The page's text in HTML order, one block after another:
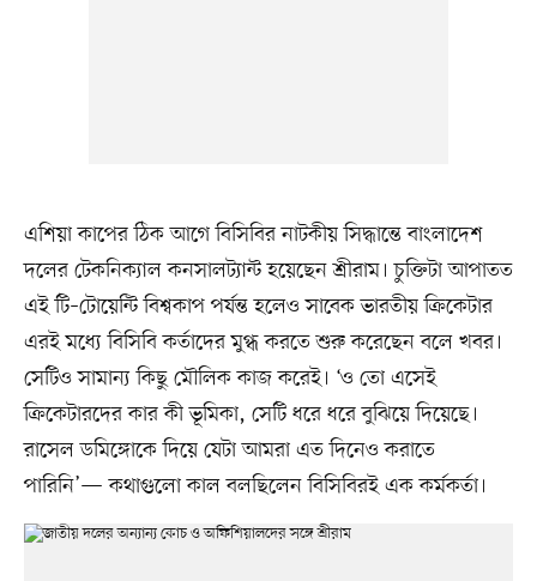
এশিয়া কাপের ঠিক আগে বিসিবির নাটকীয় সিদ্ধান্তে বাংলাদেশ
দলের টেকনিক্যাল কনসালট্যান্ট হয়েছেন শ্রীরাম। চুক্তিটা আপাতত
এই টি–টোয়েন্টি বিশ্বকাপ পর্যন্ত হলেও সাবেক ভারতীয় ক্রিকেটার
এরই মধ্যে বিসিবি কর্তাদের মুগ্ধ করতে শুরু করেছেন বলে খবর।
সেটিও সামান্য কিছু মৌলিক কাজ করেই। ‘ও তো এসেই
ক্রিকেটারদের কার কী ভূমিকা, সেটি ধরে ধরে বুঝিয়ে দিয়েছে।
রাসেল ডমিঙ্গোকে দিয়ে যেটা আমরা এত দিনেও করাতে
পারিনি’— কথাগুলো কাল বলছিলেন বিসিবিরই এক কর্মকর্তা।